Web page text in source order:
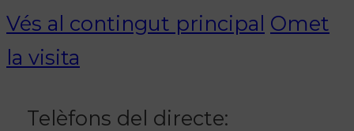
Vés al contingut principal Omet
la visita
Telèfons del directe:
OCI